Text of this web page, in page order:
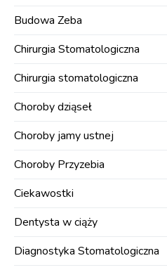
Budowa Zeba
Chirurgia Stomatologiczna
Chirurgia stomatologiczna
Choroby dziąseł
Choroby jamy ustnej
Choroby Przyzebia
Ciekawostki
Dentysta w ciąży
Diagnostyka Stomatologiczna